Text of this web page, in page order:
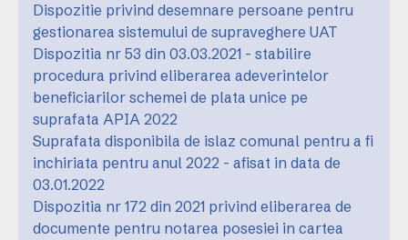
Dispozitie privind desemnare persoane pentru
gestionarea sistemului de supraveghere UAT
Dispozitia nr 53 din 03.03.2021 - stabilire
procedura privind eliberarea adeverintelor
beneficiarilor schemei de plata unice pe
suprafata APIA 2022
Suprafata disponibila de islaz comunal pentru a fi
inchiriata pentru anul 2022 - afisat in data de
03.01.2022
Dispozitia nr 172 din 2021 privind eliberarea de
documente pentru notarea posesiei in cartea